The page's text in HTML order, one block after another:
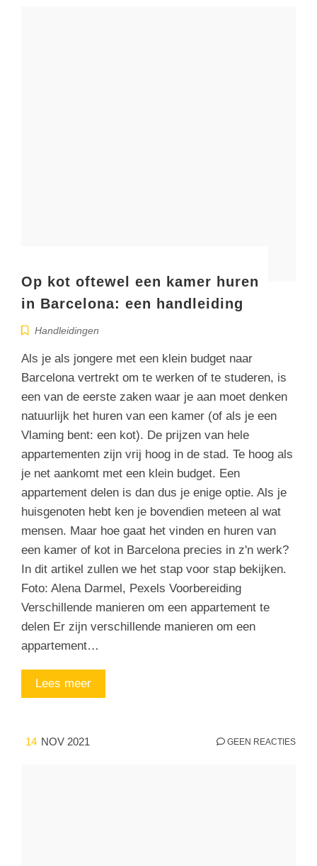
Op kot oftewel een kamer huren
in Barcelona: een handleiding
Handleidingen
Als je als jongere met een klein budget naar
Barcelona vertrekt om te werken of te studeren, is
een van de eerste zaken waar je aan moet denken
natuurlijk het huren van een kamer (of als je een
Vlaming bent: een kot). De prijzen van hele
appartementen zijn vrij hoog in de stad. Te hoog als
je net aankomt met een klein budget. Een
appartement delen is dan dus je enige optie. Als je
huisgenoten hebt ken je bovendien meteen al wat
mensen. Maar hoe gaat het vinden en huren van
een kamer of kot in Barcelona precies in z'n werk?
In dit artikel zullen we het stap voor stap bekijken.
Foto: Alena Darmel, Pexels Voorbereiding
Verschillende manieren om een appartement te
delen Er zijn verschillende manieren om een
appartement…
Lees meer
14 NOV 2021 GEEN REACTIES